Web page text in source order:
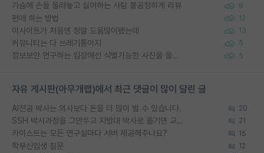
가슴에 손을 올려놓고 싫어하는 사람 불공정하게 리뷰 9
편애 하는 방법 12
이사이트가 처음엔 정말 도움많이됐는데 13
커뮤니티는 다 쓰레기통이지 5
정보보안 연구하는 입장에선 식별가능한 사진을 올리는건 비추이긴함 5
자유 게시판(아무개랩)에서 최근 댓글이 많이 달린 글
AI전공 박사는 의사보다 돈을 더 많이 벌 수 있습니다. 20
SSH 박사과정을 그만두고 지방대 박사로 옮기면 교수의 꿈은 끝일까요? 21
카이스트는 모든 연구실마다 서버 제공해주나요? 15
학부신입생 질문 12